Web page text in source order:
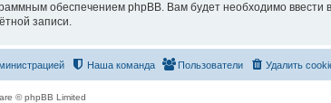
обеспечением phpBB. Вам будет необходимо ввести
записи.
Удалить
Пользователи
Наша команда
© phpBB Limited